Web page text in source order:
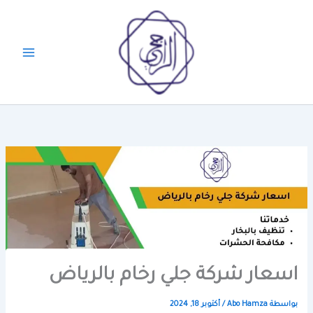
اسعار شركة جلي رخام بالرياض
بواسطة Abo Hamza
/أكتوبر 18, 2024